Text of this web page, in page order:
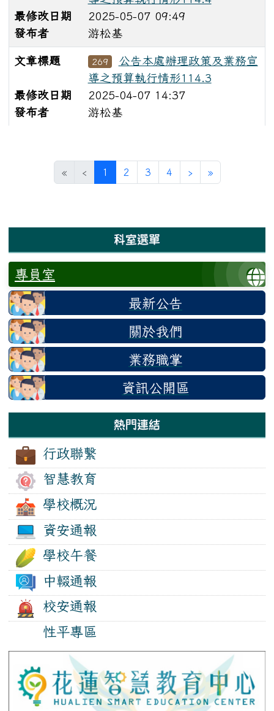
最修改日期
2025-05-07 09:49
發布者
游松基
文章標題 269
公告本處辦理政策及業務宣
導之預算執行情形114.3
最修改日期
2025-04-07 14:37
發布者
游松基
« ‹ 1 (目前頁次)
2 3 4 ›下一頁
»最後頁
科室選單
專員室
最新公告
關於我們
業務職掌
資訊公開區
熱門連結
行政聯繫
智慧教育
學校概況
資安通報
學校午餐
中輟通報
校安通報
性平專區